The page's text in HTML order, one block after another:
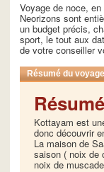
Voyage de noce,
Neorizons sont
un budget précis,
sport, le tout aux
de votre conseiller
Résumé du voyage
Kottayam est
donc découvrir
La maison de
saison ( noix de
noix de